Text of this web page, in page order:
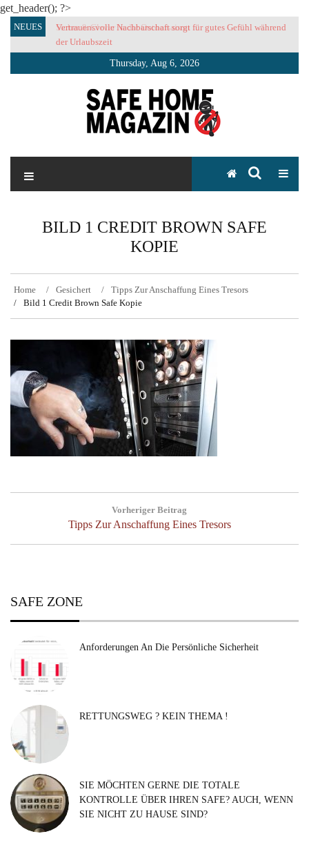
get_header(); ?>
SkipNEUES
Vertrauensvolle Nachbarschaft sorgt für gutes Gefühl während
der Urlaubszeit
Thursday, Aug 6, 2026
SAFE HOME Magazin
BILD 1 CREDIT BROWN SAFE
KOPIE
Home Gesichert
Tipps Zur Anschaffung Eines Tresors
Bild 1 Credit Brown Safe Kopie
Vorheriger Beitrag
Previous
Tipps Zur Anschaffung Eines Tresors
SAFE ZONE
Anforderungen An Die Persönliche Sicherheit
RETTUNGSWEG ? KEIN THEMA !
SIE MÖCHTEN GERNE DIE TOTALE
KONTROLLE ÜBER IHREN SAFE? AUCH, WENN
SIE NICHT ZU HAUSE SIND?